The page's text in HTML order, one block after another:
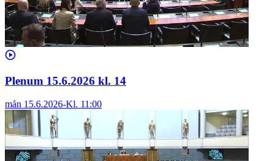
Plenum 15.6.2026 kl. 14
mån 15.6.2026-Kl. 11:00